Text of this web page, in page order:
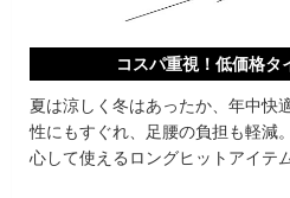
コスパ重視！低価格タ
夏は涼しく冬はあったか、年中快
性にもすぐれ、足腰の負担も軽減
心して使えるロングヒットアイテ